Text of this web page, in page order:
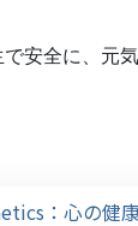
安全に、元
：心の健